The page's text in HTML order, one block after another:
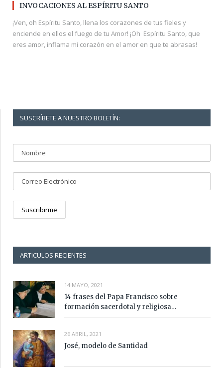
INVOCACIONES AL ESPÍRITU SANTO
¡Ven, oh Espíritu Santo, llena los corazones de tus fieles y
enciende en ellos el fuego de tu Amor! ¡Oh Espíritu Santo, que
eres amor, inflama mi corazón en el amor en que te abrasas!
SUSCRÍBETE A NUESTRO BOLETÍN:
ARTICULOS RECIENTES
14 MAYO, 2021
14 frases del Papa Francisco sobre
formación sacerdotal y religiosa…
26 ABRIL, 2021
José, modelo de Santidad